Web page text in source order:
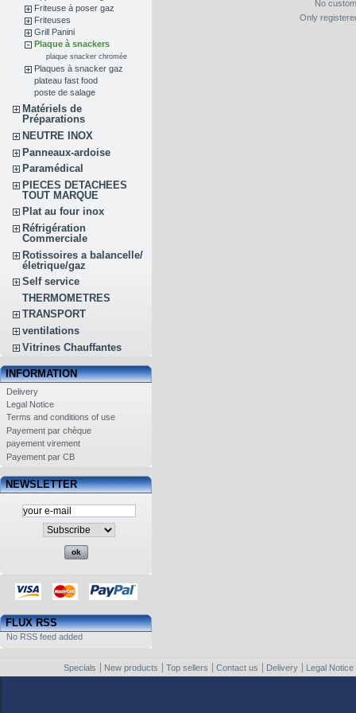
Friteuse à poser gaz
Friteuses
Grill Panini
Plaque à snackers
plaque snacker chromée
Plaques à snacker gaz
plateau fast food
poste de salage
Matériels de
Préparations
NEUTRE INOX
Panneaux-ardoise
Paramédical
PIECES DETACHEES
TOUT MARQUE
Plat au four inox
Réfrigération
Commerciale
Rotissoires a balancelle/
életrique/gaz
Self service
THERMOMETRES
TRANSPORT
ventilations
Vitrines Chauffantes
INFORMATION
Delivery
Legal Notice
Terms and conditions of use
Payement par chèque
payement virement
Payement par CB
NEWSLETTER
FLUX RSS
No RSS feed added
No
Only
Specials New products Top sellers Contact us Delivery Legal Notice